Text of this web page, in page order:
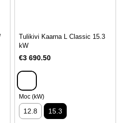
Tulikivi Kaarna L Classic 15.3
kW
€3 690.50
Moc (kW)
12.8 15.3